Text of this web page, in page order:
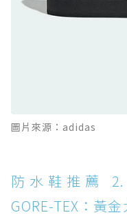
防水鞋推薦
感軟彈、搭載
Boot：馬汀首
防水鞋推薦
異大底與全防水
圖片來源：adidas
防水鞋推薦 2.
GORE-TEX：黃